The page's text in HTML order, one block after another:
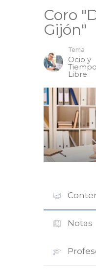
Coro
Gijón"
Tema
Ocio y
Tiempo
Libre
Notas